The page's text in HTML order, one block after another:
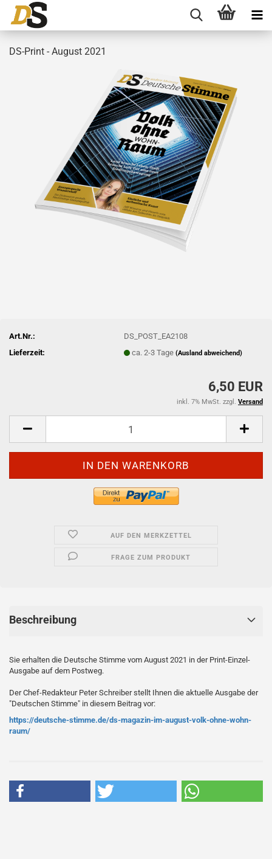
DS-Print - August 2021
Art.Nr.:
DS_POST_EA2108
Lieferzeit:
ca. 2-3 Tage(Ausland abweichend)
6,50 EUR
inkl. 7% MwSt. zzgl. Versand
AUF DEN MERKZETTEL
FRAGE ZUM PRODUKT
Beschreibung
Sie erhalten die Deutsche Stimme vom August 2021 in der Print-Einzel-
Ausgabe auf dem Postweg.
Der Chef-Redakteur Peter Schreiber stellt Ihnen die aktuelle Ausgabe der
"Deutschen Stimme" in diesem Beitrag vor:
https://deutsche-stimme.de/ds-magazin-im-august-volk-ohne-wohn-
raum/